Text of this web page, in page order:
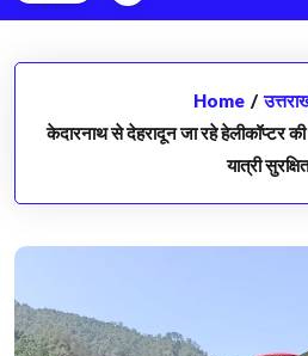
Home /
केदारनाथ से देहरादून जा रहे हेलीकॉप्टर
यात्री सुरक्षित